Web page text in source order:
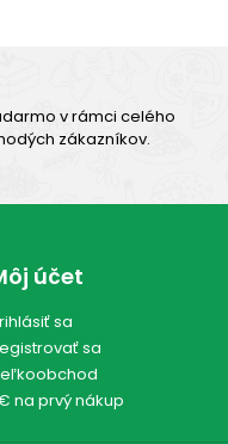
v rámci celého
zákazníkov.
účet
sa
sa
na prvý nákup